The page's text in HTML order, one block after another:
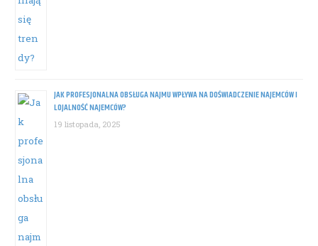
JAK PROFESJONALNA OBSŁUGA NAJMU WPŁYWA NA DOŚWIADCZENIE NAJEMCÓW I
LOJALNOŚĆ NAJEMCÓW?
19 listopada, 2025